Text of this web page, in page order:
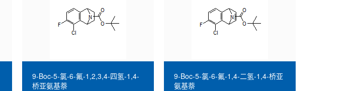
9-Boc-5-氯-6-氟-1,2,3,4-四氢-1,4-
桥亚氨基萘
9-Boc-5-氯-6-氟-1,4-二氢-1,4-桥亚
氨基萘